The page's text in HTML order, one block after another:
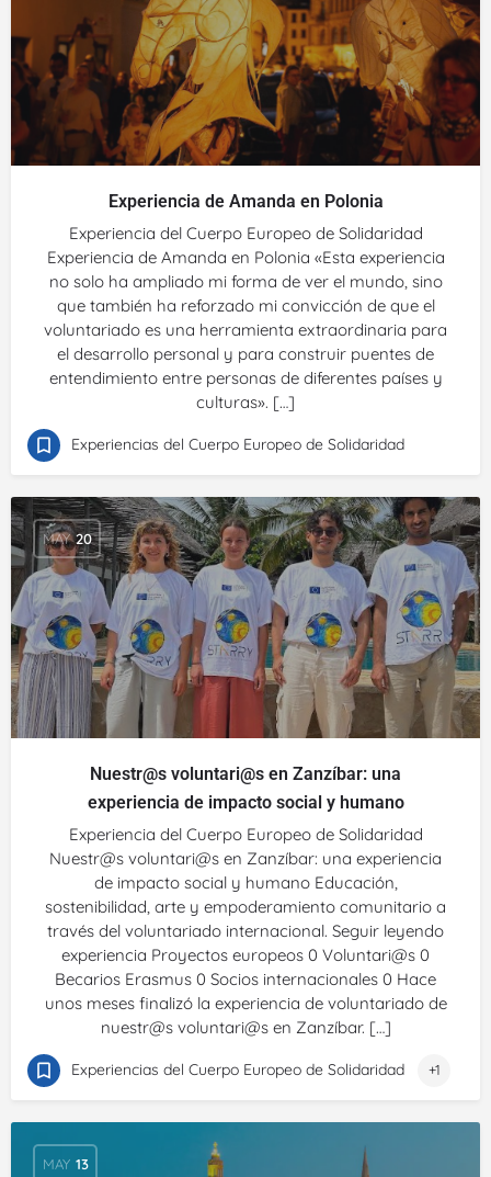
Experiencia de Amanda en Polonia
Experiencia del Cuerpo Europeo de Solidaridad
Experiencia de Amanda en Polonia «Esta experiencia
no solo ha ampliado mi forma de ver el mundo, sino
que también ha reforzado mi convicción de que el
voluntariado es una herramienta extraordinaria para
el desarrollo personal y para construir puentes de
entendimiento entre personas de diferentes países y
culturas». […]
Experiencias del Cuerpo Europeo de Solidaridad
MAY 20
Nuestr@s voluntari@s en Zanzíbar: una
experiencia de impacto social y humano
Experiencia del Cuerpo Europeo de Solidaridad
Nuestr@s voluntari@s en Zanzíbar: una experiencia
de impacto social y humano Educación,
sostenibilidad, arte y empoderamiento comunitario a
través del voluntariado internacional. Seguir leyendo
experiencia Proyectos europeos 0 Voluntari@s 0
Becarios Erasmus 0 Socios internacionales 0 Hace
unos meses finalizó la experiencia de voluntariado de
nuestr@s voluntari@s en Zanzíbar. […]
Experiencias del Cuerpo Europeo de Solidaridad +1
MAY 13